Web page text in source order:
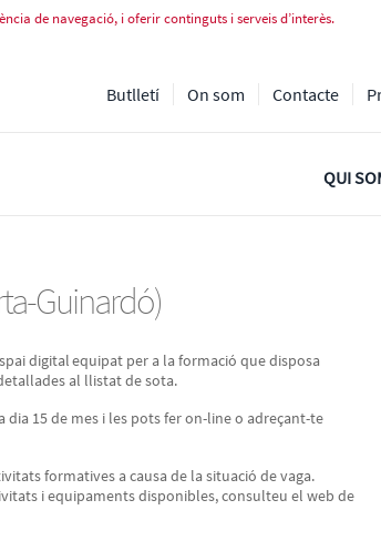
Guinardó)
de navegació, i oferir continguts i serveis d’interès.
Butlletí On som Contacte
QUI
Guinardó)
digital equipat per a la formació que disposa
al llistat de sota.
15 de mes i les pots fer on-line o adreçant-te
formatives a causa de la situació de vaga.
i equipaments disponibles, consulteu el web de